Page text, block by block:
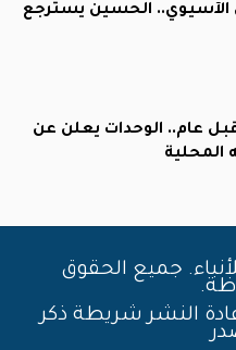
الآسيوي.. الحسين يسترجع
عام.. الوحدات يعلن عن
المحلية
للأنباء. جميع الحقوق
النشر شريطة ذكر